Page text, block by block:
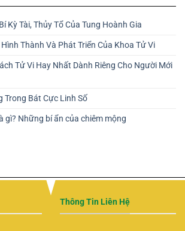
Kỳ Tài, Thủy Tổ Của Tung Hoành Gia
Thành Và Phát Triển Của Khoa Tử Vi
Tử Vi Hay Nhất Dành Riêng Cho Người Mới
Trong Bát Cực Linh Số
gì? Những bí ẩn của chiêm mộng
Thông Tin Liên Hệ